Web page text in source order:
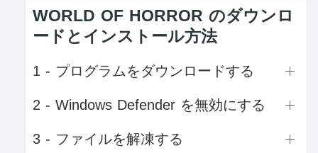
WORLD OF HORROR のダウンロ
ードとインストール方法
1 - プログラムをダウンロードする
2 - Windows Defender を無効にする
3 - ファイルを解凍する